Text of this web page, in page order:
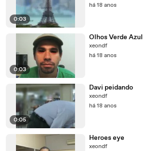
0:03
há 18 anos
0:03
Olhos Verde Azul
xeondf
há 18 anos
0:05
Davi peidando
xeondf
há 18 anos
Heroes eye
xeondf